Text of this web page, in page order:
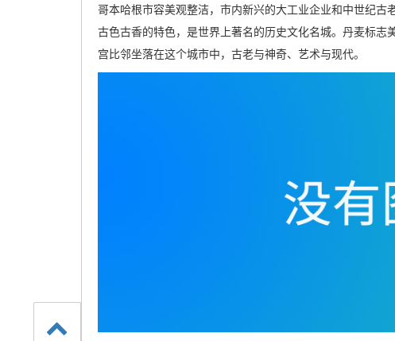
哥本哈根市容美观整洁，市内新兴的大工业企业和中世纪
古色古香的特色，是世界上著名的历史文化名城。丹麦标
宫比邻坐落在这个城市中，古老与神奇、艺术与现代。